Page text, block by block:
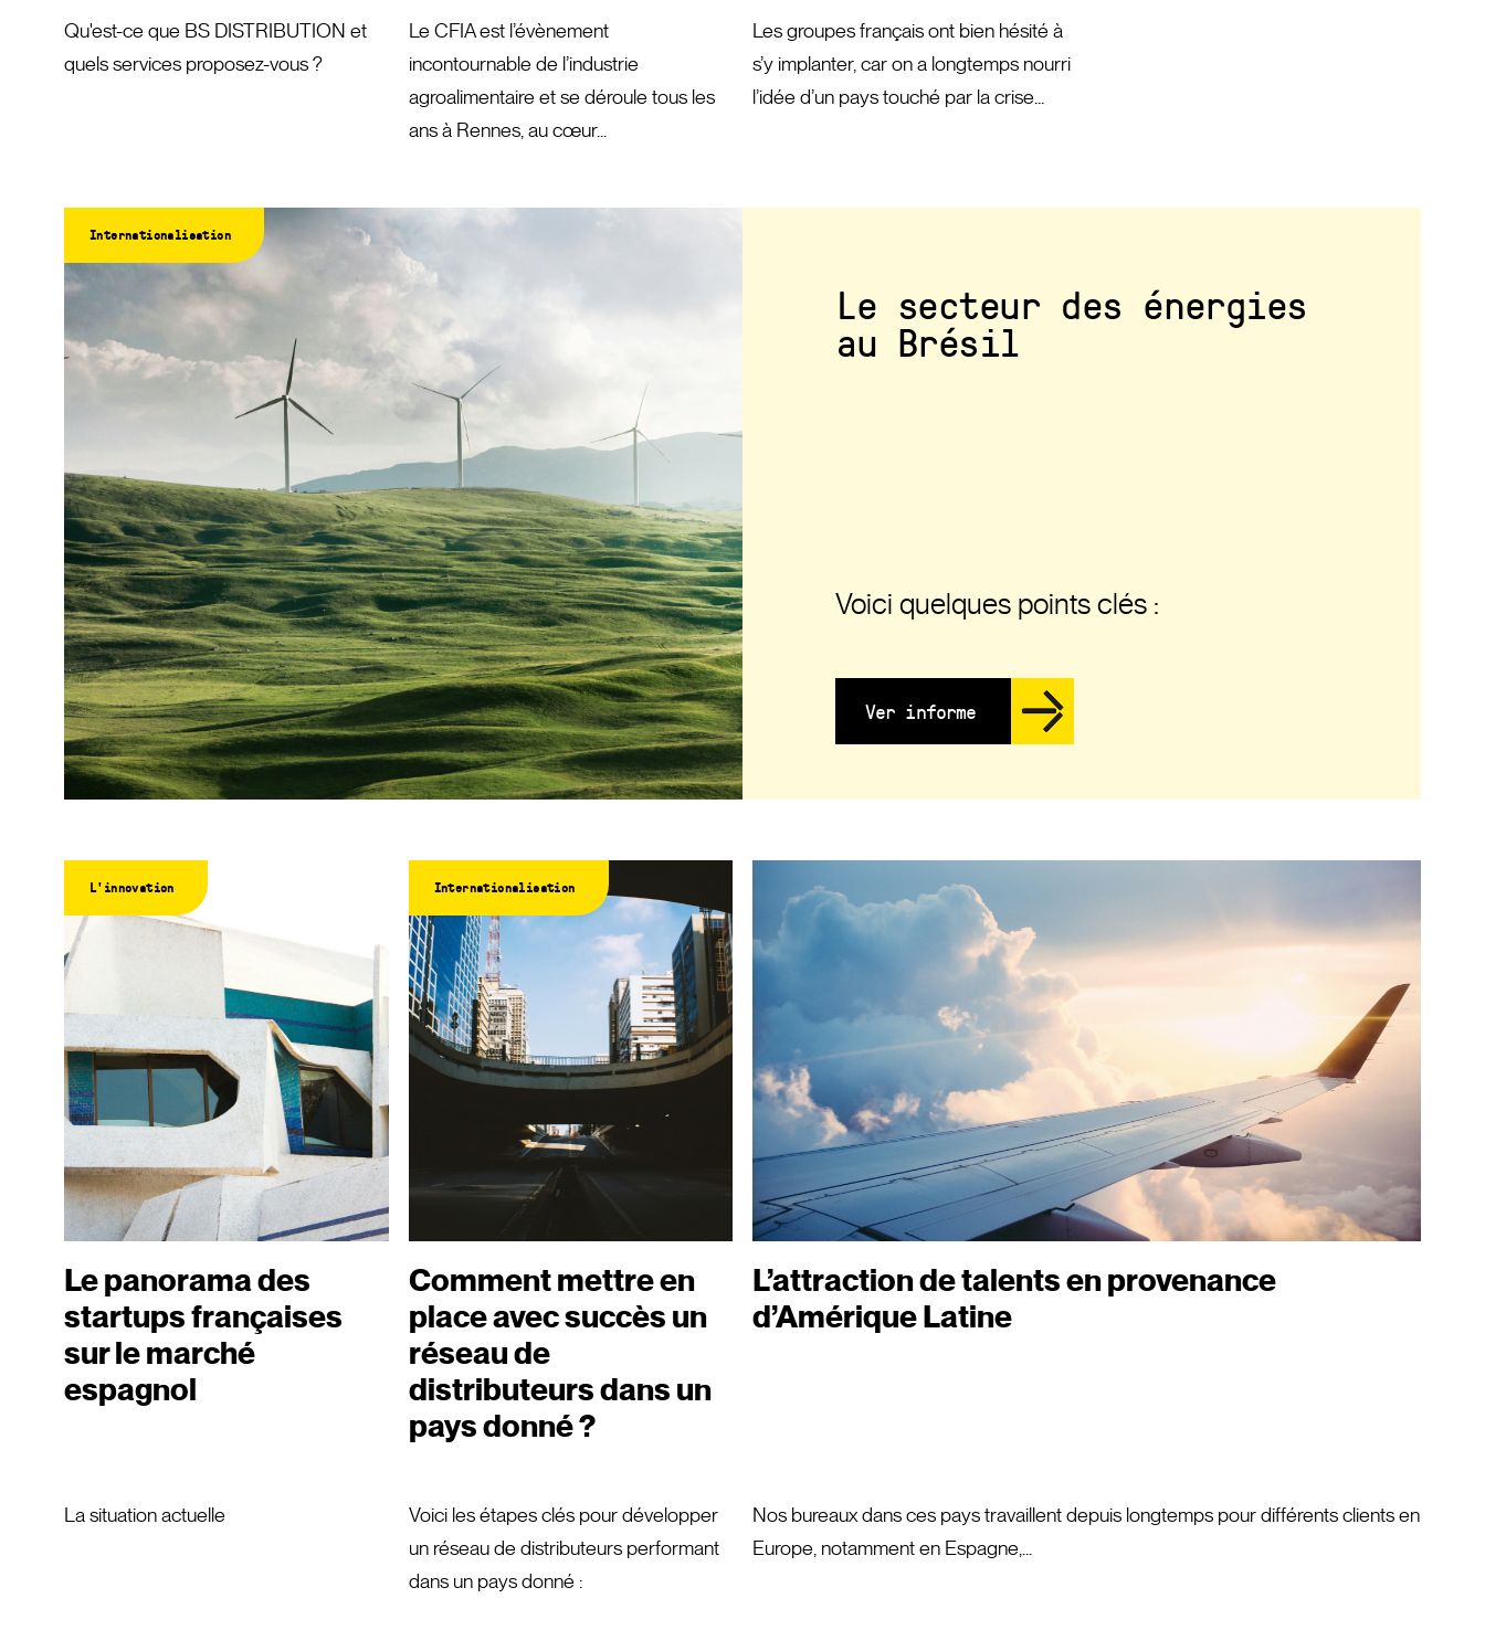
Qu'est-ce que BS DISTRIBUTION et
quels services proposez-vous ?
Le CFIA est l’évènement
incontournable de l’industrie
agroalimentaire et se déroule tous les
ans à Rennes, au cœur...
Les groupes français ont bien hésité à
s’y implanter, car on a longtemps nourri
l’idée d’un pays touché par la crise...
Internationalisation
Le secteur des énergies
au Brésil
Voici quelques points clés :
Ver informe
L'innovation
Le panorama des
startups françaises
sur le marché
espagnol
La situation actuelle
Internationalisation
Comment mettre en
place avec succès un
réseau de
distributeurs dans un
pays donné ?
Voici les étapes clés pour développer
un réseau de distributeurs performant
dans un pays donné :
L’attraction de talents en provenance
d’Amérique Latine
Nos bureaux dans ces pays travaillent depuis longtemps pour différents clients en
Europe, notamment en Espagne,...